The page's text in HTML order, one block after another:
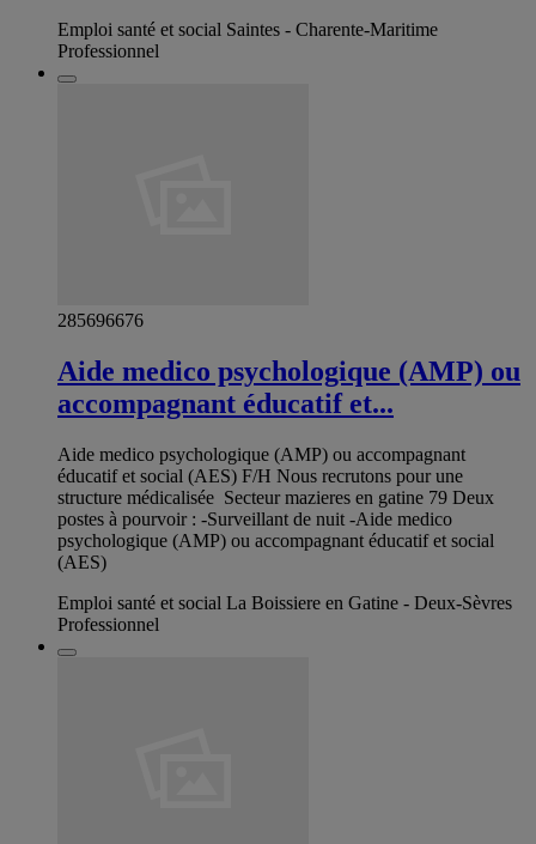
Emploi santé et social Saintes - Charente-Maritime
Professionnel
285696676
Aide medico psychologique (AMP) ou
accompagnant éducatif et...
Aide medico psychologique (AMP) ou accompagnant
éducatif et social (AES) F/H Nous recrutons pour une
structure médicalisée ‍‍ Secteur mazieres en gatine 79 Deux
postes à pourvoir : -Surveillant de nuit -Aide medico
psychologique (AMP) ou accompagnant éducatif et social
(AES)
Emploi santé et social La Boissiere en Gatine - Deux-Sèvres
Professionnel